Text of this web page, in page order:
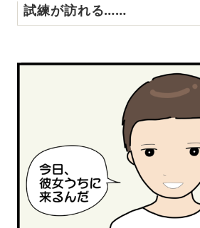
試練が訪れる……